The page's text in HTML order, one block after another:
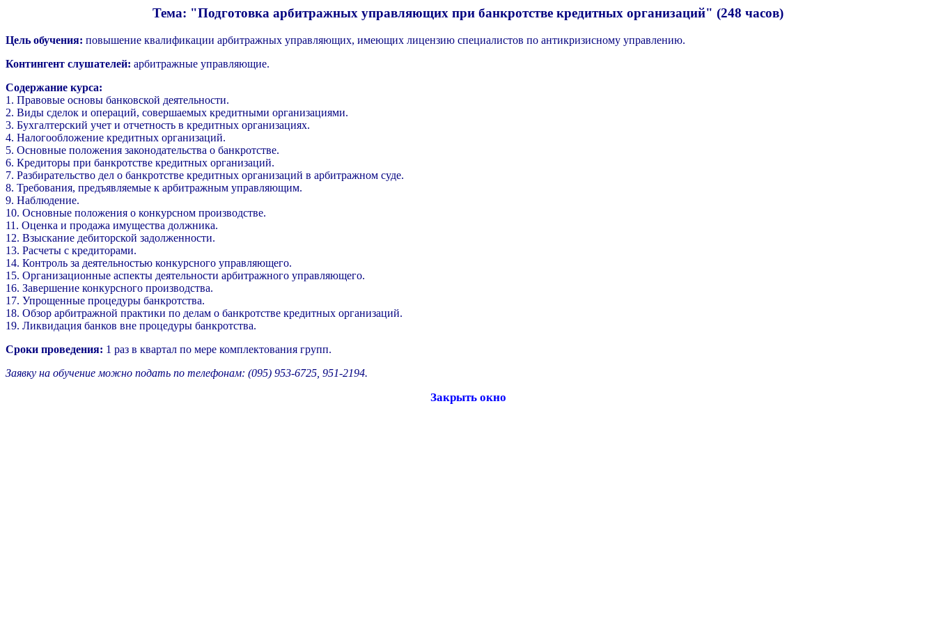
Тема: "Подготовка арбитражных управляющих при банкротстве кредитных организаций" (248 часов)
Цель обучения: повышение квалификации арбитражных управляющих, имеющих лицензию специалистов по антикризисному управлению.
Контингент слушателей: арбитражные управляющие.
Содержание курса:
1. Правовые основы банковской деятельности.
2. Виды сделок и операций, совершаемых кредитными организациями.
3. Бухгалтерский учет и отчетность в кредитных организациях.
4. Налогообложение кредитных организаций.
5. Основные положения законодательства о банкротстве.
6. Кредиторы при банкротстве кредитных организаций.
7. Разбирательство дел о банкротстве кредитных организаций в арбитражном суде.
8. Требования, предъявляемые к арбитражным управляющим.
9. Наблюдение.
10. Основные положения о конкурсном производстве.
11. Оценка и продажа имущества должника.
12. Взыскание дебиторской задолженности.
13. Расчеты с кредиторами.
14. Контроль за деятельностью конкурсного управляющего.
15. Организационные аспекты деятельности арбитражного управляющего.
16. Завершение конкурсного производства.
17. Упрощенные процедуры банкротства.
18. Обзор арбитражной практики по делам о банкротстве кредитных организаций.
19. Ликвидация банков вне процедуры банкротства.
Сроки проведения: 1 раз в квартал по мере комплектования групп.
Заявку на обучение можно подать по телефонам: (095) 953-6725, 951-2194.
Закрыть окно